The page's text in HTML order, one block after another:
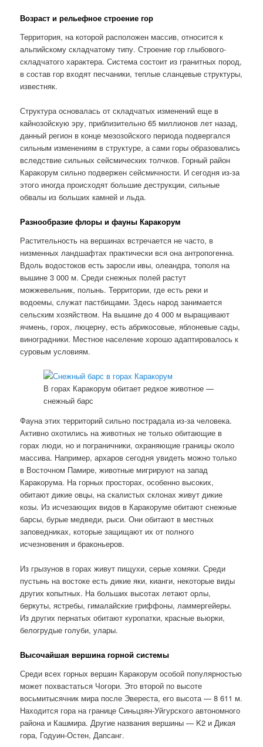
Возраст и рельефное строение гор
Территория, на которой расположен массив, относится к
альпийскому складчатому типу. Строение гор глыбового-
складчатого характера. Система состоит из гранитных пород,
в состав гор входят песчаники, теплые сланцевые структуры,
известняк.
Структура основалась от складчатых изменений еще в
кайнозойскую эру, приблизительно 65 миллионов лет назад,
данный регион в конце мезозойского периода подвергался
сильным изменениям в структуре, а сами горы образовались
вследствие сильных сейсмических толчков. Горный район
Каракорум сильно подвержен сейсмичности. И сегодня из-за
этого иногда происходят большие деструкции, сильные
обвалы из больших камней и льда.
Разнообразие флоры и фауны Каракорум
Растительность на вершинах встречается не часто, в
низменных ландшафтах практически вся она антропогенна.
Вдоль водостоков есть заросли ивы, олеандра, тополя на
вышине 3 000 м. Среди снежных полей растут
можжевельник, полынь. Территории, где есть реки и
водоемы, служат пастбищами. Здесь народ занимается
сельским хозяйством. На вышине до 4 000 м выращивают
ячмень, горох, люцерну, есть абрикосовые, яблоневые сады,
виноградники. Местное население хорошо адаптировалось к
суровым условиям.
В горах Каракорум обитает редкое животное —
снежный барс
Фауна этих территорий сильно пострадала из-за человека.
Активно охотились на животных не только обитающие в
горах люди, но и пограничники, охраняющие границы около
массива. Например, архаров сегодня увидеть можно только
в Восточном Памире, животные мигрируют на запад
Каракорума. На горных просторах, особенно высоких,
обитают дикие овцы, на скалистых склонах живут дикие
козы. Из исчезающих видов в Каракоруме обитают снежные
барсы, бурые медведи, рыси. Они обитают в местных
заповедниках, которые защищают их от полного
исчезновения и браконьеров.
Из грызунов в горах живут пищухи, серые хомяки. Среди
пустынь на востоке есть дикие яки, кианги, некоторые виды
других копытных. На больших высотах летают орлы,
беркуты, ястребы, гималайские гриффоны, ламмергейеры.
Из других пернатых обитают куропатки, красные вьюрки,
белогрудые голуби, улары.
Высочайшая вершина горной системы
Среди всех горных вершин Каракорум особой популярностью
может похвастаться Чогори. Это второй по высоте
восьмитысячник мира после Эвереста, его высота — 8 611 м.
Находится гора на границе Синьцзян-Уйгурского автономного
района и Кашмира. Другие названия вершины — K2 и Дикая
гора, Годуин-Остен, Дапсанг.